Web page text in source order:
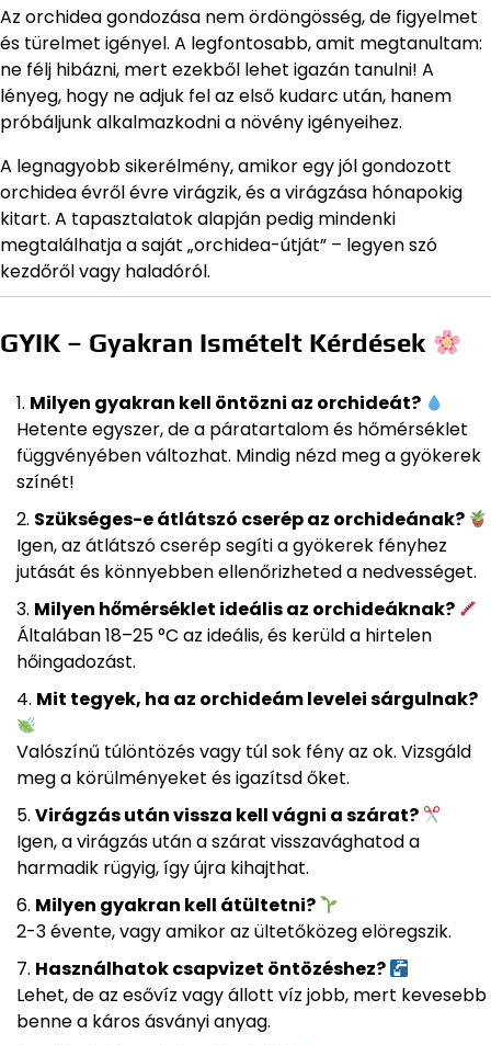
Az orchidea gondozása nem ördöngösség, de figyelmet
és türelmet igényel. A legfontosabb, amit megtanultam:
ne félj hibázni, mert ezekből lehet igazán tanulni! A
lényeg, hogy ne adjuk fel az első kudarc után, hanem
próbáljunk alkalmazkodni a növény igényeihez.
A legnagyobb sikerélmény, amikor egy jól gondozott
orchidea évről évre virágzik, és a virágzása hónapokig
kitart. A tapasztalatok alapján pedig mindenki
megtalálhatja a saját „orchidea-útját” – legyen szó
kezdőről vagy haladóról.
GYIK – Gyakran Ismételt Kérdések
Milyen gyakran kell öntözni az orchideát?
Hetente egyszer, de a páratartalom és hőmérséklet
függvényében változhat. Mindig nézd meg a gyökerek
színét!
Szükséges-e átlátszó cserép az orchideának?
Igen, az átlátszó cserép segíti a gyökerek fényhez
jutását és könnyebben ellenőrizheted a nedvességet.
Milyen hőmérséklet ideális az orchideáknak?
Általában 18–25 °C az ideális, és kerüld a hirtelen
hőingadozást.
Mit tegyek, ha az orchideám levelei sárgulnak?
Valószínű túlöntözés vagy túl sok fény az ok. Vizsgáld
meg a körülményeket és igazítsd őket.
Virágzás után vissza kell vágni a szárat?
Igen, a virágzás után a szárat visszavághatod a
harmadik rügyig, így újra kihajthat.
Milyen gyakran kell átültetni?
2-3 évente, vagy amikor az ültetőközeg elöregszik.
Használhatok csapvizet öntözéshez?
Lehet, de az esővíz vagy állott víz jobb, mert kevesebb
benne a káros ásványi anyag.